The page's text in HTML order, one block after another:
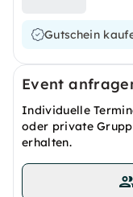
Gutschein
Event
Individuelle
oder private
erhalten.